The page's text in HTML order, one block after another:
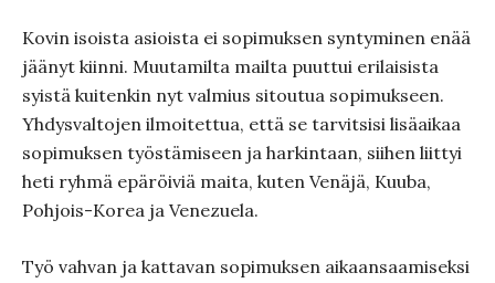
Kovin isoista asioista ei sopimuksen syntyminen enää
jäänyt kiinni. Muutamilta mailta puuttui erilaisista
syistä kuitenkin nyt valmius sitoutua sopimukseen.
Yhdysvaltojen ilmoitettua, että se tarvitsisi lisäaikaa
sopimuksen työstämiseen ja harkintaan, siihen liittyi
heti ryhmä epäröiviä maita, kuten Venäjä, Kuuba,
Pohjois-Korea ja Venezuela.
Työ vahvan ja kattavan sopimuksen aikaansaamiseksi